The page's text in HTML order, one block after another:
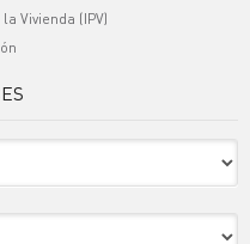
Vivienda (IPV)